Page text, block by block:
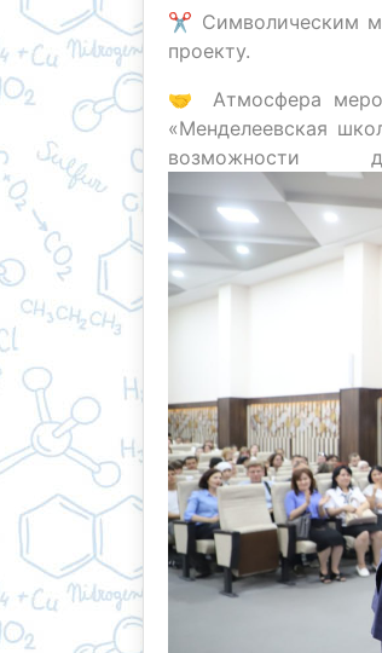
✂️ Символическим
проекту.
🤝 Атмосфера
«Менделеевская
возможности